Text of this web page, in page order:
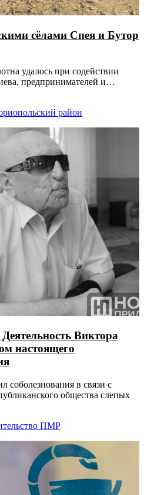
сёлами Спея и Бутор
удалось при содействии
предпринимателей и
район
Виктора
настоящего
соболезнования в связи с
общества слепых
ПМР